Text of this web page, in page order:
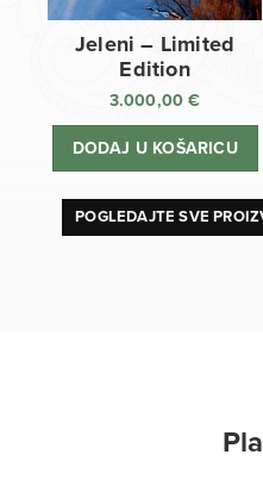
Jeleni – Limited
Edition
3.000,00€
DODAJ U KOŠARICU
POGLEDAJTE SVE